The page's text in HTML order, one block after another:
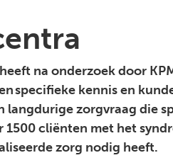
na onderzoek door
specifieke kennis en
langdurige zorgvraag die
1500 cliënten met het
zorg nodig heeft.